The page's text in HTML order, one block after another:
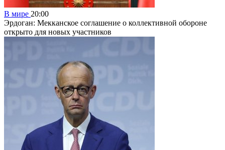
В мире 20:00
Эрдоган: Мекканское соглашение о коллективной обороне
открыто для новых участников